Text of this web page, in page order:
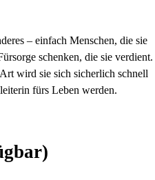
– einfach Menschen, die sie
schenken, die sie verdient.
wird sie sich sicherlich schnell
fürs Leben werden.